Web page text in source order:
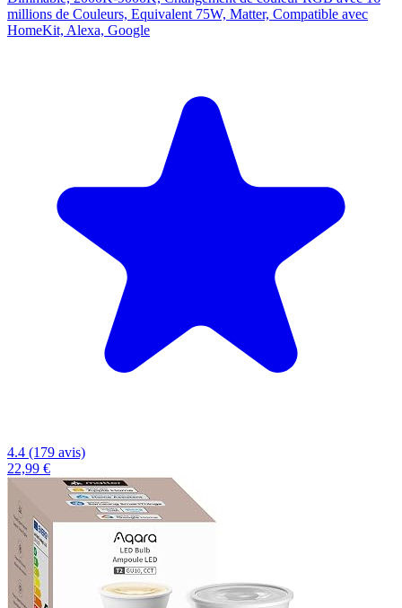
millions de Couleurs, Equivalent 75W, Matter, Compatible avec
HomeKit, Alexa, Google
4.4 (179 avis)
22,99 €